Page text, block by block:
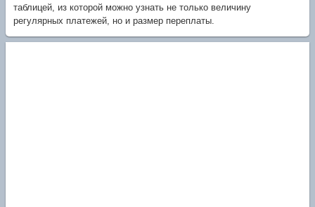
таблицей, из которой можно узнать не только величину
регулярных платежей, но и размер переплаты.